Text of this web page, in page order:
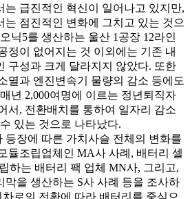
는 급진적인 혁신이 일어나고 있지만,
는 점진적인 변화에 그치고 있는 것으
닉5를 생산하는 울산 1공장 12라인
정이 없어지는 것 이외에는 기존 내
구성과 크게 달라지지 않았다. 또한
멸과 엔진변속기 물량의 감소 등에도
년 2,000여명에 이르는 정년퇴직자
서, 전환배치를 통하여 일자리 감소
있는 것으로 나타났다.
장에 따른 가치사슬 전체의 변화를
듈조립업체인 MA사 사례, 배터리 셀
하는 배터리 팩 업체 MN사, 그리고,
막을 생산하는 S사 사례 등을 조사하
로의 전환에 따라 배터리를 중심으